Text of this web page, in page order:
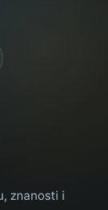
znanosti i